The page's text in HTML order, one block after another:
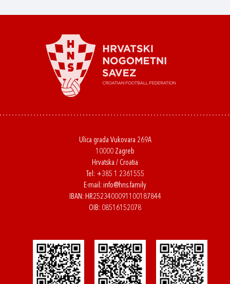
Ulica grada Vukovara 269A
10000 Zagreb
Hrvatska / Croatia
Tel: +385 1 2361555
E-mail: info@hns.family
IBAN: HR2523400091100187844
OIB: 08516152078